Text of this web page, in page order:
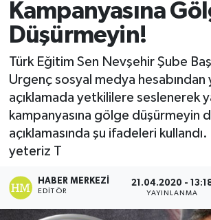
Kampanyasına
Düşürmeyin!
Türk Eğitim Sen Nevşehir Şube
Urgenç sosyal medya hesabından
açıklamada yetkililere seslenerek
kampanyasına gölge düşürmeyin
açıklamasında şu ifadeleri
yeteriz T
HABER MERKEZI
EDITÖR
21.04.2020 -
YAYINLANMA